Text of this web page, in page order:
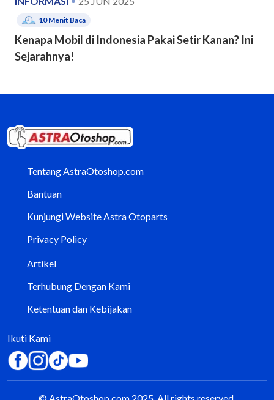
10Menit Baca
Kenapa Mobil di Indonesia Pakai Setir Kanan? Ini
Sejarahnya!
Tentang AstraOtoshop.com
Bantuan
Kunjungi Website Astra Otoparts
Privacy Policy
Artikel
Terhubung Dengan Kami
Ketentuan dan Kebijakan
Ikuti Kami